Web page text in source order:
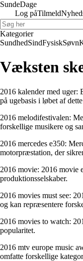
SundeDage
Log påTilmeld
Kategorier
SundhedSindFysiskSøvn
Væksten
2016 kalender med uger:
på ugebasis i løbet af
2016 melodifestivalen:
forskellige musikere og
2016 mercedes e350:
motorpræstation, der
2016 movie: 2016 movie
produktionsselskaber.
2016 movies must see:
og kan repræsentere
2016 movies to watch:
popularitet.
2016 mtv europe music
omfatte forskellige